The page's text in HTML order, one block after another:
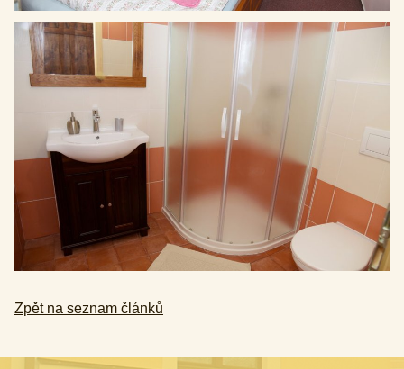
Zpět na seznam článků